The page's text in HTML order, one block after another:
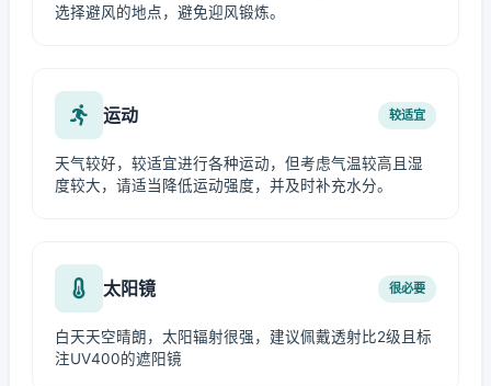
选择避风的地点，避免迎风锻炼。
运动 较适宜
天气较好，较适宜进行各种运动，但考虑气温较高且湿
度较大，请适当降低运动强度，并及时补充水分。
太阳镜 很必要
白天天空晴朗，太阳辐射很强，建议佩戴透射比2级且标
注UV400的遮阳镜